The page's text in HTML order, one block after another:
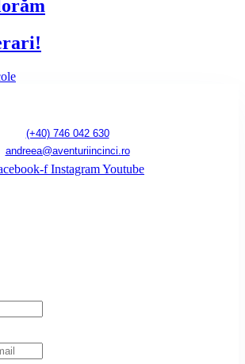
(+40) 746 042 630
andreea@aventuriincinci.ro
f InstagramYoutube